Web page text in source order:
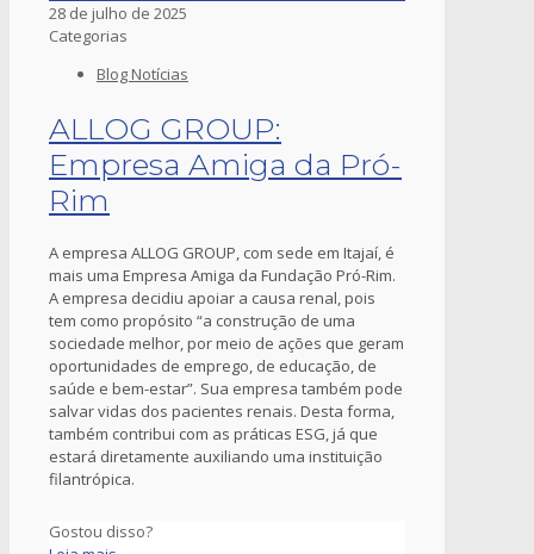
28 de julho de 2025
Categorias
Blog Notícias
ALLOG GROUP:
Empresa Amiga da Pró-
Rim
A empresa ALLOG GROUP, com sede em Itajaí, é
mais uma Empresa Amiga da Fundação Pró-Rim.
A empresa decidiu apoiar a causa renal, pois
tem como propósito “a construção de uma
sociedade melhor, por meio de ações que geram
oportunidades de emprego, de educação, de
saúde e bem-estar”. Sua empresa também pode
salvar vidas dos pacientes renais. Desta forma,
também contribui com as práticas ESG, já que
estará diretamente auxiliando uma instituição
filantrópica.
Gostou disso?